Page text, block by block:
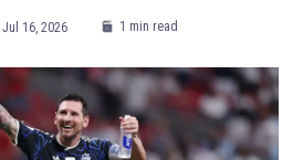
Jul 16, 2026 1 min read